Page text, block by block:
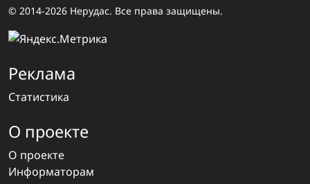
© 2014-2026 Нерудас. Все права защищены.
Реклама
Статистика
О проекте
О проекте
Информаторам